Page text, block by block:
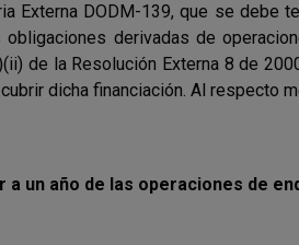
Externa DODM-139, que se
obligaciones derivadas de
de la Resolución Externa 8 de
dicha financiación. Al respecto
a un año de las operaciones de